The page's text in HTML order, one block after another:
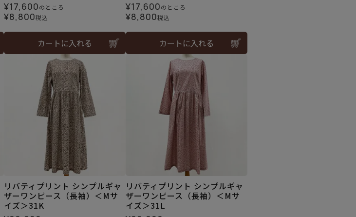
¥17,600のところ
¥8,800税込
カートに入れる
¥17,600のところ
¥8,800税込
カートに入れる
リバティプリント シンプルギャ
ザーワンピース（長袖）＜Mサ
イズ＞31K
リバティプリント シンプルギャ
ザーワンピース（長袖）＜Mサ
イズ＞31L